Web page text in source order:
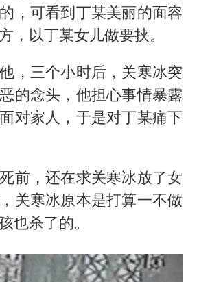
，可看到丁某美丽的面容
，以丁某女儿做要挟。
，三个小时后，关寒冰突
的念头，他担心事情暴露
对家人，于是对丁某痛下
前，还在求关寒冰放了女
关寒冰原本是打算一不做
也杀了的。